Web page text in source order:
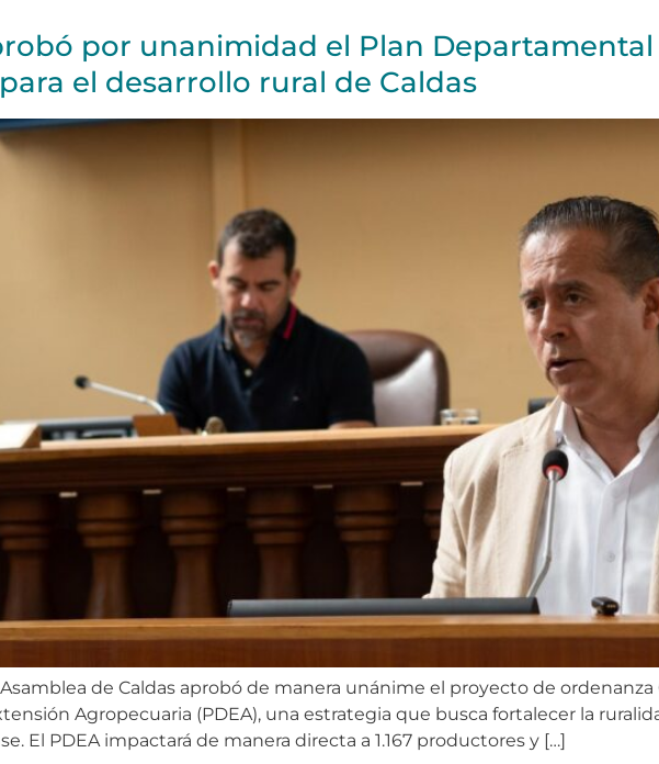
por unanimidad el Plan
el desarrollo rural de Caldas
de Caldas aprobó de manera unánime el proyecto de
Agropecuaria (PDEA), una estrategia que busca fortalecer la
El PDEA impactará de manera directa a 1.167 productores y […]